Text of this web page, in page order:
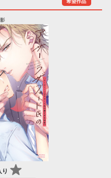
希望作品
り